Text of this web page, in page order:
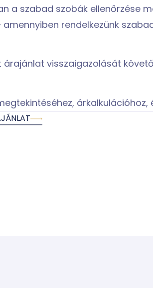
a szabad szobák ellenőrzése
rendelkezünk
visszaigazolását